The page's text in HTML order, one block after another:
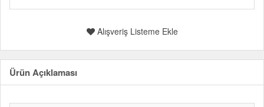
Alışveriş Listeme Ekle
Ürün Açıklaması